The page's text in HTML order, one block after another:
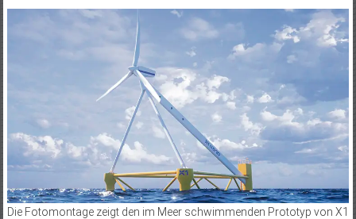
Die Fotomontage zeigt den im Meer schwimmenden Prototyp von X1